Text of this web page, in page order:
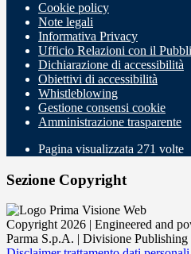
Cookie policy
Note legali
Informativa Privacy
Ufficio Relazioni con il
Dichiarazione di accessibilità
Obiettivi di accessibilità
Whistleblowing
Gestione consensi cookie
Amministrazione trasparente
Pagina visualizzata 271 volte
Sezione Copyright
Copyright 2026 | Engineered and
Parma S.p.A. | Divisione